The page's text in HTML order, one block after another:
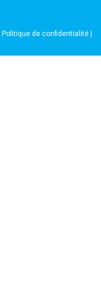
Politique de confidentialité|